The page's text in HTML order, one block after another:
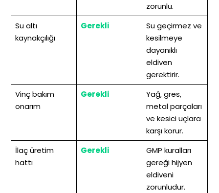
zorunlu.
Su altı
kaynakçılığı
Gerekli
Su geçirmez ve
kesilmeye
dayanıklı
eldiven
gerektirir.
Vinç bakım
onarım
Gerekli
Yağ, gres,
metal parçaları
ve kesici uçlara
karşı korur.
İlaç üretim
hattı
Gerekli
GMP kuralları
gereği hijyen
eldiveni
zorunludur.